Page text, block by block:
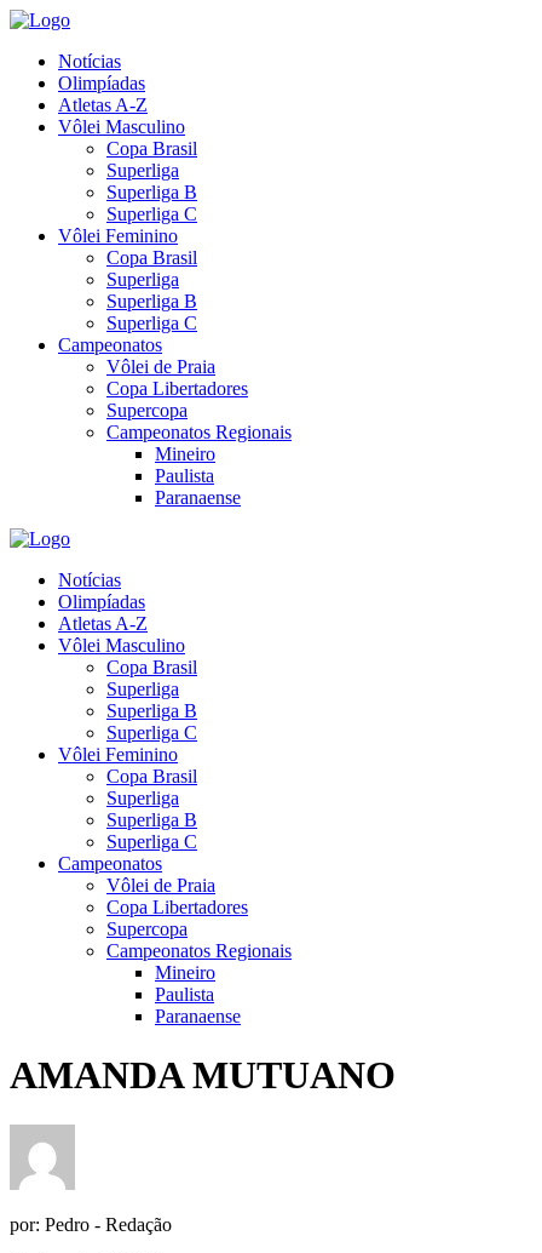
Notícias
Olimpíadas
Atletas A-Z
Vôlei Masculino
Copa Brasil
Superliga
Superliga B
Superliga C
Vôlei Feminino
Copa Brasil
Superliga
Superliga B
Superliga C
Campeonatos
Vôlei de Praia
Copa Libertadores
Supercopa
Campeonatos Regionais
Mineiro
Paulista
Paranaense
Notícias
Olimpíadas
Atletas A-Z
Vôlei Masculino
Copa Brasil
Superliga
Superliga B
Superliga C
Vôlei Feminino
Copa Brasil
Superliga
Superliga B
Superliga C
Campeonatos
Vôlei de Praia
Copa Libertadores
Supercopa
Campeonatos Regionais
Mineiro
Paulista
Paranaense
AMANDA MUTUANO
por: Pedro - Redação